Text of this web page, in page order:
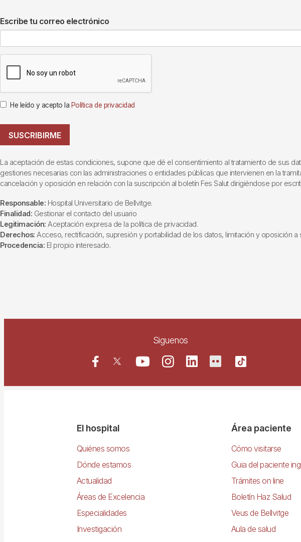
Escribe tu correo electrónico
He leído y acepto la Política de privacidad
SUSCRIBIRME
La aceptación de estas condiciones, supone que dé el consentimiento al tratamiento de sus
gestiones necesarias con las administraciones o entidades públicas que intervienen en la
cancelación y oposición en relación con la suscripción al boletín Fes Salut dirigiéndose por
Responsable: Hospital Universitario de Bellvitge.
Finalidad: Gestionar el contacto del usuario
Legitimación: Aceptación expresa de la política de privacidad.
Derechos: Acceso, rectificación, supresión y portabilidad de los datos, limitación y oposición a
Procedencia: El propio interesado.
Siguenos
NavegacióEl hospital
Quiénes somos
Dónde estamos
Actualidad
Áreas de Excelencia
Especialidades
Investigación
Área paciente
Cómo visitarse
Guia del paciente
Trámites on line
Boletín Haz Salud
Veus de Bellvitge
Aula de salud